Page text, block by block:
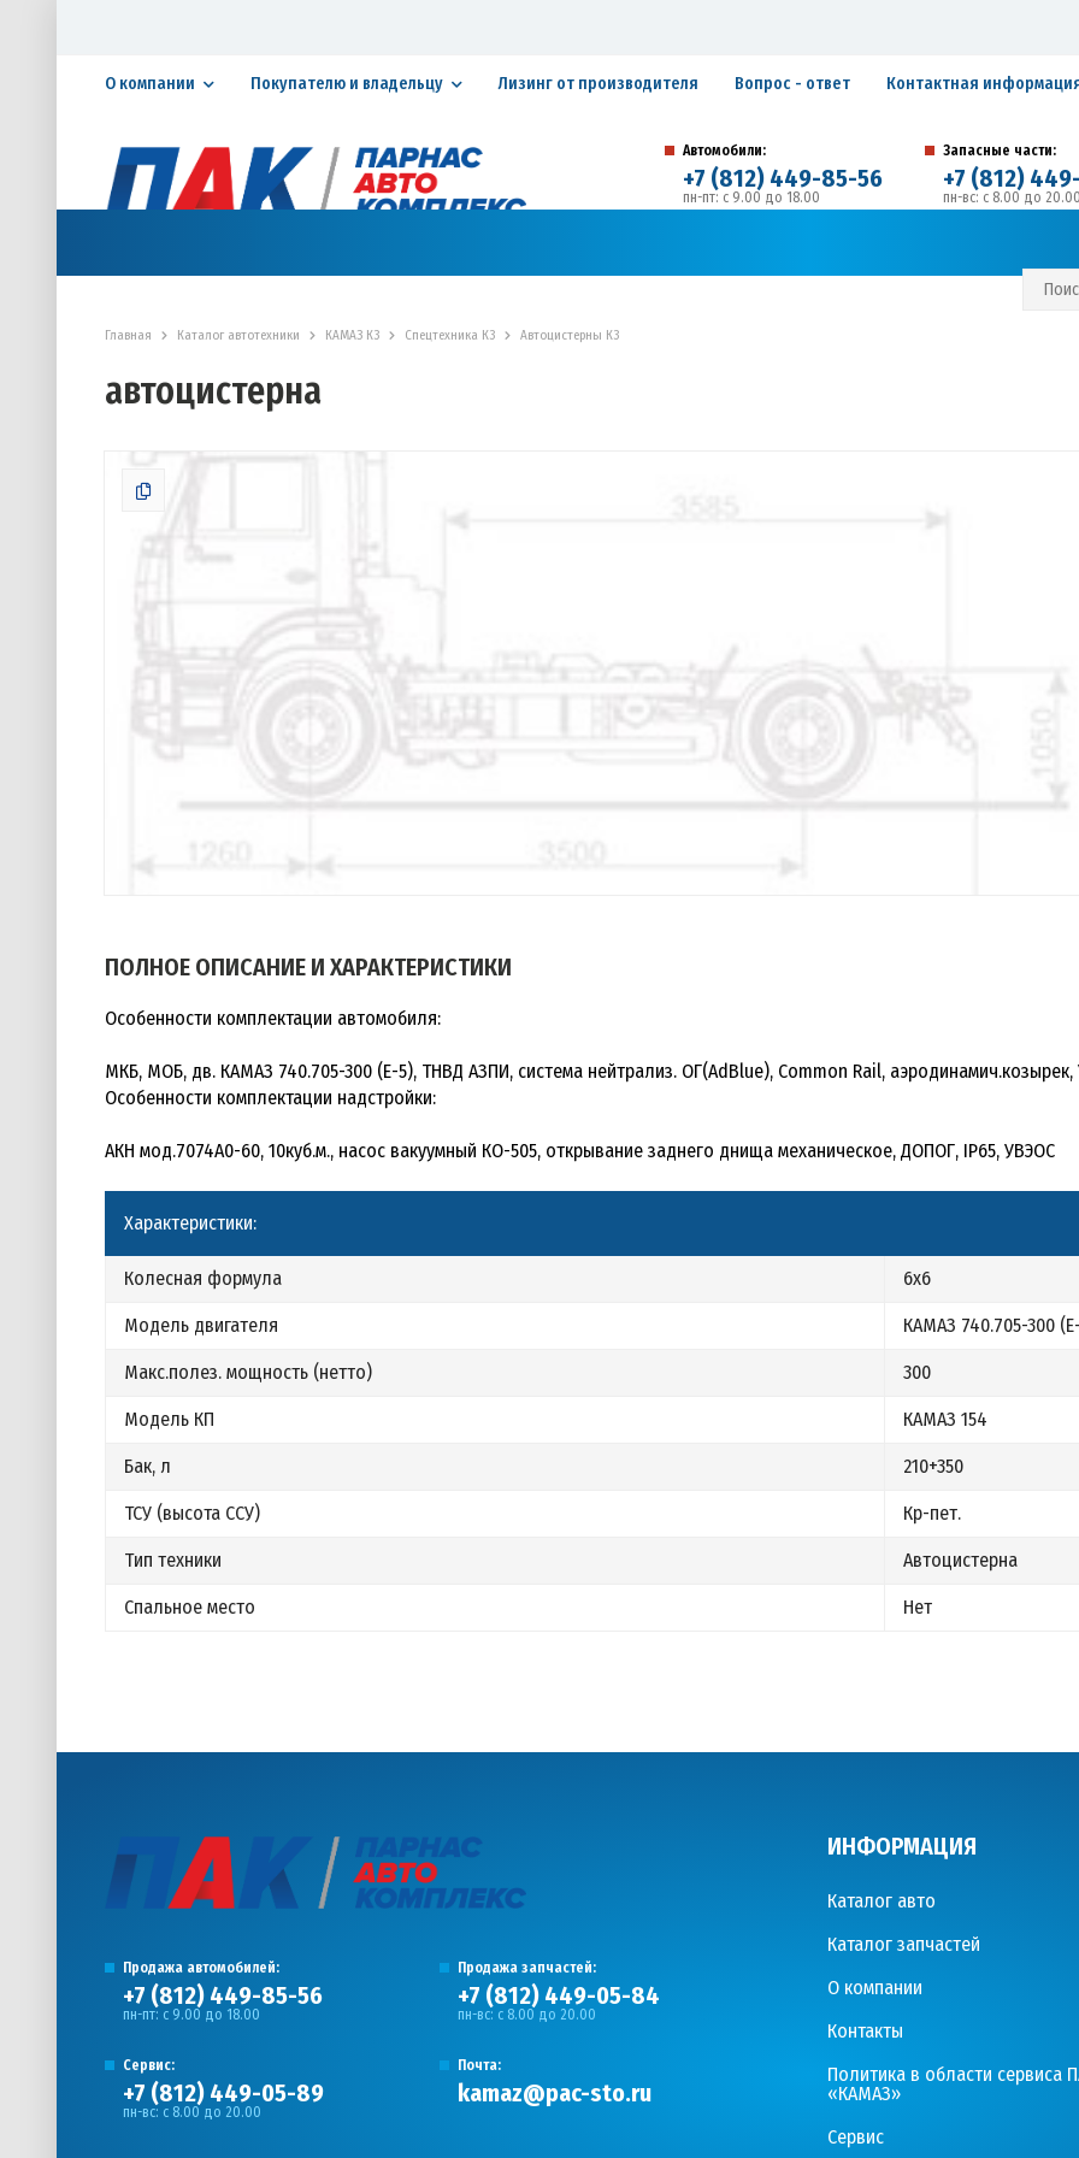
О компании Покупателю и владельцу Лизинг от производителя Вопрос - ответ Контактная
Автомобили:
+7 (812) 449-85-56
пн-пт: с 9.00 до 18.00
Запасные части:
+7 (812)
пн-вс: с 8.00 до
Главная Каталог автотехники КАМАЗ К3 Спецтехника К3 Автоцистерны К3
автоцистерна
ПОЛНОЕ ОПИСАНИЕ И ХАРАКТЕРИСТИКИ
Особенности комплектации автомобиля:
МКБ, МОБ, дв. КАМАЗ 740.705-300 (Е-5), ТНВД АЗПИ, система нейтрализ. ОГ(AdBlue), Common Rail,
Особенности комплектации надстройки:
АКН мод.7074А0-60, 10куб.м., насос вакуумный КО-505, открывание заднего днища механическое, ДОПОГ, IP65, УВЭОС
Характеристики:
Колесная формула 6х6
Модель двигателя КАМАЗ 740.705-300
Макс.полез. мощность (нетто) 300
Модель КП КАМАЗ 154
Бак, л 210+350
ТСУ (высота ССУ) Кр-пет.
Тип техники Автоцистерна
Спальное место Нет
Продажа автомобилей:
+7 (812) 449-85-56
пн-пт: с 9.00 до 18.00
Продажа запчастей:
+7 (812) 449-05-84
пн-вс: с 8.00 до 20.00
Сервис:
+7 (812) 449-05-89
пн-вс: с 8.00 до 20.00
Почта:
kamaz@pac-sto.ru
ИНФОРМАЦИЯ
Каталог авто
Каталог запчастей
О компании
Контакты
Политика в области сервиса
«КАМАЗ»
Сервис